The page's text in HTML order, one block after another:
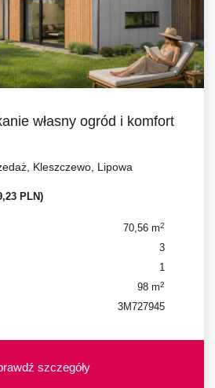
własny ogród i komfort
Kleszczewo, Lipowa
PLN)
70,56 m2
3
1
98 m2
3M727945
szczegóły